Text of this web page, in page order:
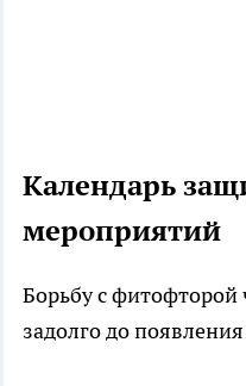
Календарь
мероприятий
Борьбу с
задолго до